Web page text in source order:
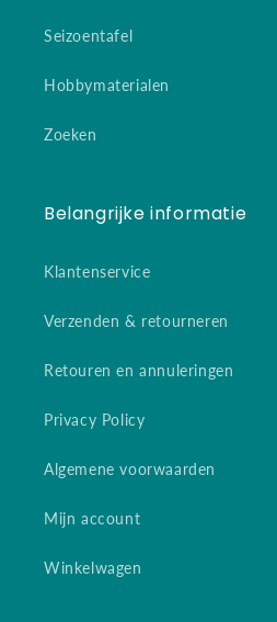
Seizoentafel
Hobbymaterialen
Zoeken
Belangrijke informatie
Klantenservice
Verzenden & retourneren
Retouren en annuleringen
Privacy Policy
Algemene voorwaarden
Mijn account
Winkelwagen